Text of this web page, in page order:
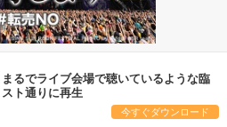
るでライブ会場で聴いているような臨
ト通りに再生
今すぐダウンロード